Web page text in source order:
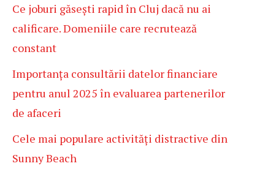
Ce joburi găsești rapid în Cluj dacă nu ai
calificare. Domeniile care recrutează
constant
Importanța consultării datelor financiare
pentru anul 2025 în evaluarea partenerilor
de afaceri
Cele mai populare activități distractive din
Sunny Beach